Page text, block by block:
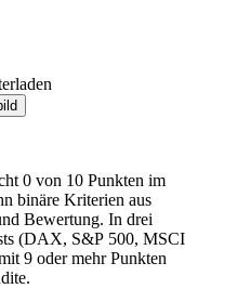
0 von 10 Punkten im
binäre Kriterien aus
Bewertung. In drei
(DAX, S&P 500, MSCI
9 oder mehr Punkten